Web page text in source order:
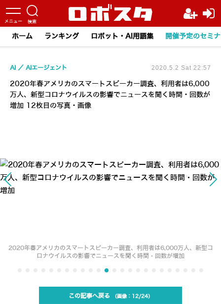
ホーム ランキング ロボット・AI用語集 開催予定のセミ
2020年春アメリカのスマートスピーカー調査、利用者は6,000
万人、新型コロナウイルスの影響でニュースを聞く時間・回数が
増加 12枚目の写真・画像
AI AIエージェント 2020.5.2 Sat 22:57
2020年春アメリカのスマートスピーカー調査、利用者は6,000万人、新型コ
ロナウイルスの影響でニュースを聞く時間・回数が増加
この記事へ戻る 12/24